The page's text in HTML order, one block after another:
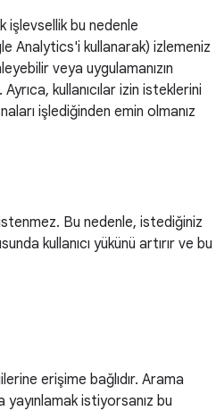
bu nedenle
Analytics'i kullanarak) izlemeniz
veya uygulamanızın
kullanıcılar izin isteklerini
işlediğinden emin olmanız
Bu nedenle, istediğiniz
kullanıcı yükünü artırır ve bu
erişime bağlıdır. Arama
yayınlamak istiyorsanız bu